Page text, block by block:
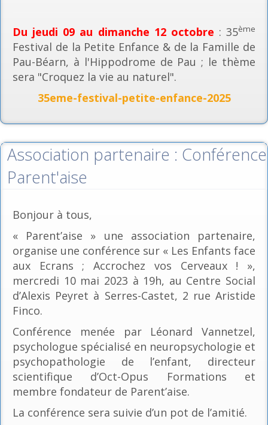
Du jeudi 09 au dimanche 12 octobre : 35ème
Festival de la Petite Enfance & de la Famille de
Pau-Béarn, à l'Hippodrome de Pau ; le thème
sera "Croquez la vie au naturel".
35eme-festival-petite-enfance-2025
Association partenaire : Conférence
Parent'aise
Bonjour à tous,
« Parent’aise » une association partenaire,
organise une conférence sur « Les Enfants face
aux Ecrans ; Accrochez vos Cerveaux ! »,
mercredi 10 mai 2023 à 19h, au Centre Social
d’Alexis Peyret à Serres-Castet, 2 rue Aristide
Finco.
Conférence menée par Léonard Vannetzel,
psychologue spécialisé en neuropsychologie et
psychopathologie de l’enfant, directeur
scientifique d’Oct-Opus Formations et
membre fondateur de Parent’aise.
La conférence sera suivie d’un pot de l’amitié.